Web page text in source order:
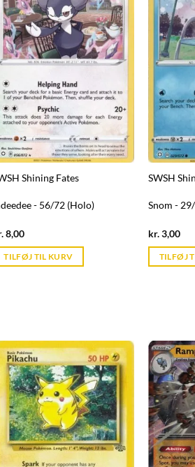
Shining Fates
- 56/72 (Holo)
8,00Current
is:
kr. 39,95.
TILFØJ TIL KURV
SWSH
Snom -
kr.3,00
is:
kr.
TILFØJ